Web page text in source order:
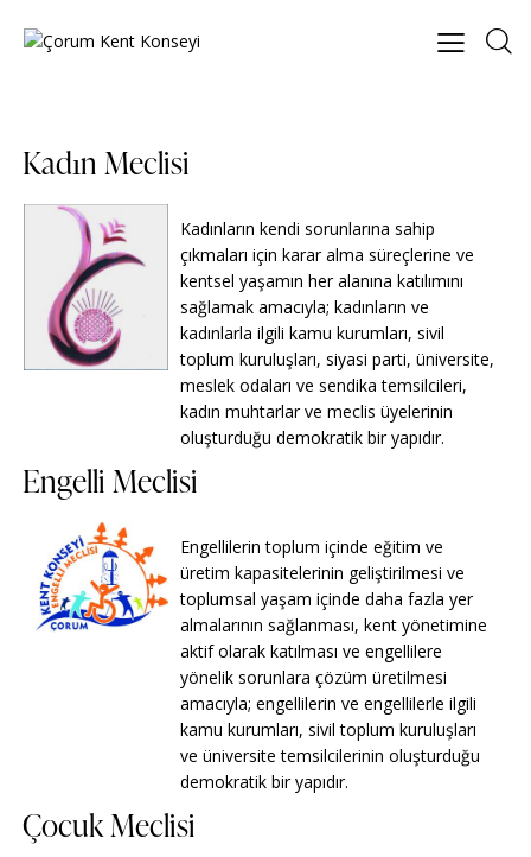
Kadın Meclisi
Kadınların kendi sorunlarına sahip
çıkmaları için karar alma süreçlerine ve
kentsel yaşamın her alanına katılımını
sağlamak amacıyla; kadınların ve
kadınlarla ilgili kamu kurumları, sivil
toplum kuruluşları, siyasi parti, üniversite,
meslek odaları ve sendika temsilcileri,
kadın muhtarlar ve meclis üyelerinin
oluşturduğu demokratik bir yapıdır.
Engelli Meclisi
Engellilerin toplum içinde eğitim ve
üretim kapasitelerinin geliştirilmesi ve
toplumsal yaşam içinde daha fazla yer
almalarının sağlanması, kent yönetimine
aktif olarak katılması ve engellilere
yönelik sorunlara çözüm üretilmesi
amacıyla; engellilerin ve engellilerle ilgili
kamu kurumları, sivil toplum kuruluşları
ve üniversite temsilcilerinin oluşturduğu
demokratik bir yapıdır.
Çocuk Meclisi